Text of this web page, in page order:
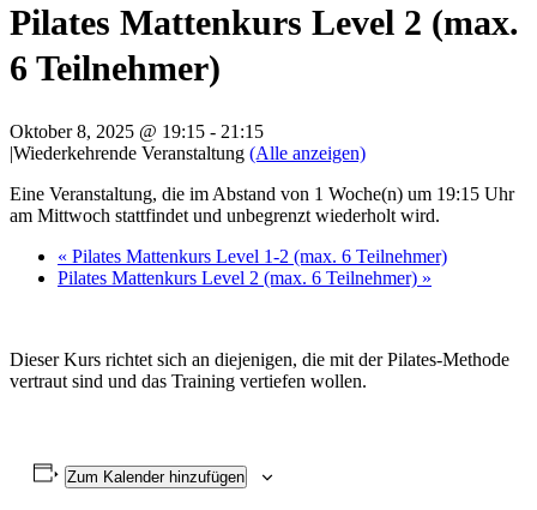
Pilates Mattenkurs Level 2 (max.
6 Teilnehmer)
Oktober 8, 2025 @ 19:15 - 21:15
|Wiederkehrende Veranstaltung (Alle anzeigen)
Eine Veranstaltung, die im Abstand von 1 Woche(n) um 19:15 Uhr
am Mittwoch stattfindet und unbegrenzt wiederholt wird.
« Pilates Mattenkurs Level 1-2 (max. 6 Teilnehmer)
Pilates Mattenkurs Level 2 (max. 6 Teilnehmer) »
Dieser Kurs richtet sich an diejenigen, die mit der Pilates-Methode
vertraut sind und das Training vertiefen wollen.
Zum Kalender hinzufügen